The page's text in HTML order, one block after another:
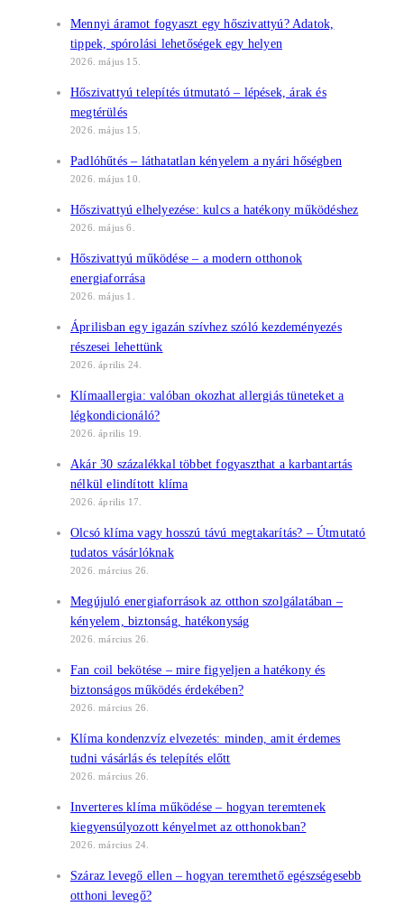
Mennyi áramot fogyaszt egy hőszivattyú? Adatok,
tippek, spórolási lehetőségek egy helyen
2026. május 15.
Hőszivattyú telepítés útmutató – lépések, árak és
megtérülés
2026. május 15.
Padlóhűtés – láthatatlan kényelem a nyári hőségben
2026. május 10.
Hőszivattyú elhelyezése: kulcs a hatékony működéshez
2026. május 6.
Hőszivattyú működése – a modern otthonok
energiaforrása
2026. május 1.
Áprilisban egy igazán szívhez szóló kezdeményezés
részesei lehettünk
2026. április 24.
Klímaallergia: valóban okozhat allergiás tüneteket a
légkondicionáló?
2026. április 19.
Akár 30 százalékkal többet fogyaszthat a karbantartás
nélkül elindított klíma
2026. április 17.
Olcsó klíma vagy hosszú távú megtakarítás? – Útmutató
tudatos vásárlóknak
2026. március 26.
Megújuló energiaforrások az otthon szolgálatában –
kényelem, biztonság, hatékonyság
2026. március 26.
Fan coil bekötése – mire figyeljen a hatékony és
biztonságos működés érdekében?
2026. március 26.
Klíma kondenzvíz elvezetés: minden, amit érdemes
tudni vásárlás és telepítés előtt
2026. március 26.
Inverteres klíma működése – hogyan teremtenek
kiegyensúlyozott kényelmet az otthonokban?
2026. március 24.
Száraz levegő ellen – hogyan teremthető egészségesebb
otthoni levegő?